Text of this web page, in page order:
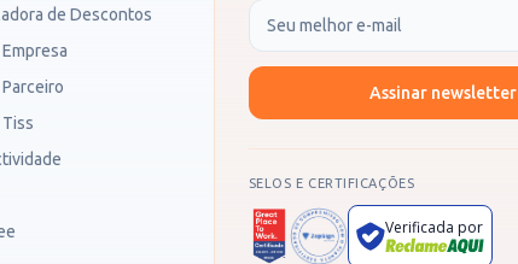
de Descontos
Seu e-mail
Assinar newsletter
SELOS E CERTIFICAÇÕES
Verificada por